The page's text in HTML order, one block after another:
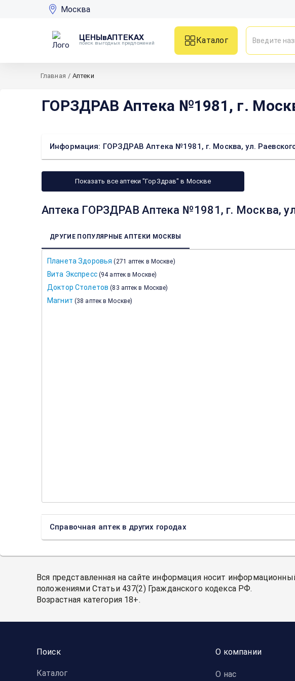
Москва
ЦЕНЫвАПТЕКАХ
поиск выгодных предложений
Каталог
Главная / Аптеки
ГОРЗДРАВ Аптека №1981, г.
Информация: ГОРЗДРАВ Аптека №1981, г. Москва, ул.
Показать все аптеки "ГорЗдрав" в Москве
Аптека ГОРЗДРАВ Аптека №1981, г. Москва,
ДРУГИЕ ПОПУЛЯРНЫЕ АПТЕКИ МОСКВЫ
Планета Здоровья (271 аптек в Москве)
Вита Экспресс (94 аптек в Москве)
Доктор Столетов (83 аптек в Москве)
Магнит (38 аптек в Москве)
Справочная аптек в других городах
Вся представленная на сайте информация носит
положениями Статьи 437(2) Гражданского кодекса РФ.
Возрастная категория 18+.
Поиск
Каталог
О компании
О нас